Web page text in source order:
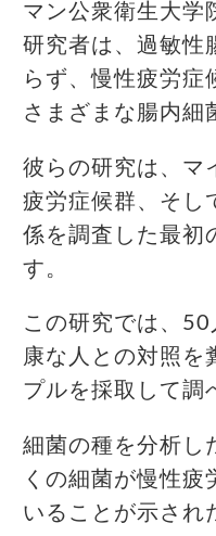
マン公衆衛生大学
研究者は、過敏性
らず、慢性疲労症
さまざまな腸内細
彼らの研究は、マ
疲労症候群、そし
係を調査した最初
す。
この研究では、
康な人との対照を
プルを採取して調
細菌の種を分析し
くの細菌が慢性疲
いることが示され